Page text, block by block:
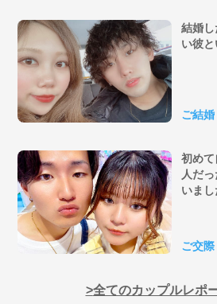
ご結婚
結婚
い彼と
ご交際
初め
人だ
いまし
全てのカップルレポ